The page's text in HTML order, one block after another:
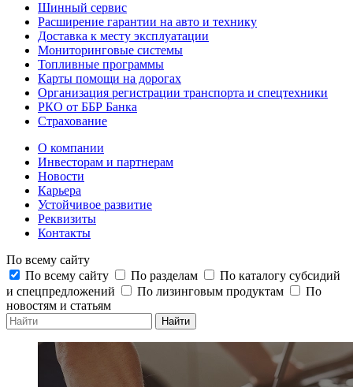
Шинный сервис
Расширение гарантии на авто и технику
Доставка к месту эксплуатации
Мониторинговые системы
Топливные программы
Карты помощи на дорогах
Организация регистрации транспорта и спецтехники
РКО от ББР Банка
Страхование
О компании
Инвесторам и партнерам
Новости
Карьера
Устойчивое развитие
Реквизиты
Контакты
По всему сайту
По всему сайту
По разделам
По каталогу субсидий
и спецпредложений
По лизинговым продуктам
По
новостям и статьям
Найти